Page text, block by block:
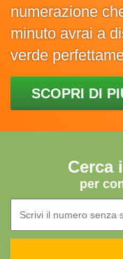
numerazione
minuto avrai a
verde
SCOPRI DI
Cerca
per